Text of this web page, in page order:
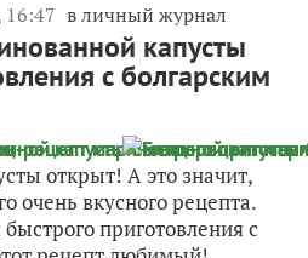
16:47 в личный журнал
капусты
с болгарским
открыт! А это значит,
очень вкусного рецепта.
приготовления с